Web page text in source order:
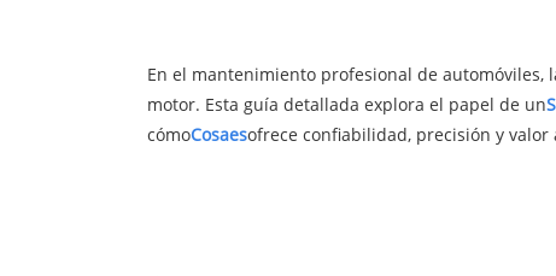
En el mantenimiento profesional de
motor. Esta guía detallada explora el papel de un
cómoCosaesofrece confiabilidad, precisión y